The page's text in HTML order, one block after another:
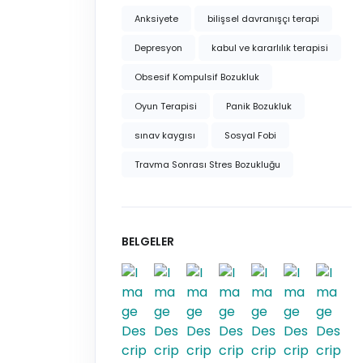
Anksiyete bilişsel davranışçı terapi
Depresyon kabul ve kararlılık terapisi
Obsesif Kompulsif Bozukluk
Oyun Terapisi Panik Bozukluk
sınav kaygısı Sosyal Fobi
Travma Sonrası Stres Bozukluğu
BELGELER